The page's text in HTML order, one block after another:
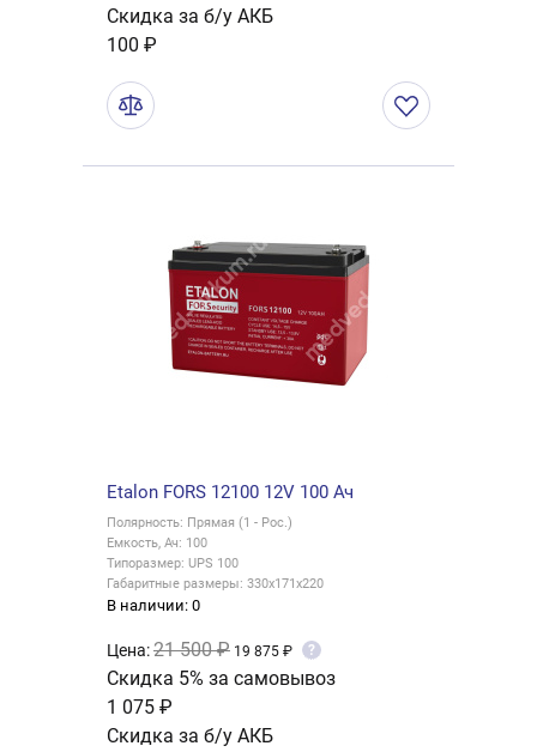
Скидка за б/у АКБ
100 ₽
Etalon FORS 12100 12V 100 Ач
Полярность: Прямая (1 - Рос.)
Емкость, Ач: 100
Типоразмер: UPS 100
Габаритные размеры: 330x171x220
В наличии: 0
Цена:21 500 ₽ 19 875 ₽ ?
Скидка 5% за самовывоз
1 075 ₽
Скидка за б/у АКБ